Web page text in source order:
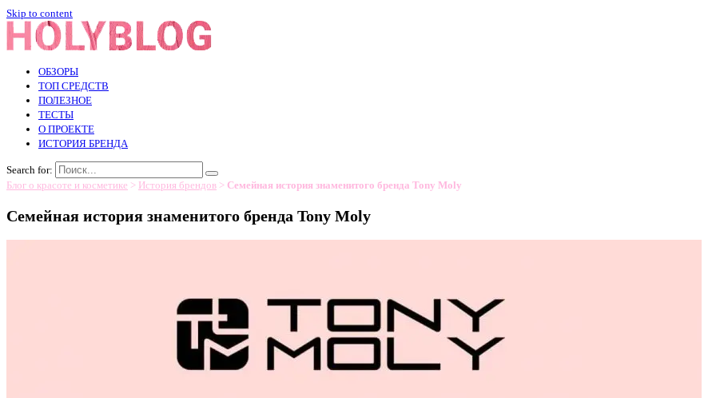
Skip to content
ОБЗОРЫ
ТОП СРЕДСТВ
ПОЛЕЗНОЕ
ТЕСТЫ
О ПРОЕКТЕ
ИСТОРИЯ БРЕНДА
Search for:
Блог о красоте и косметике > История брендов > Семейная история знаменитого бренда Tony Moly
Семейная история знаменитого бренда Tony Moly